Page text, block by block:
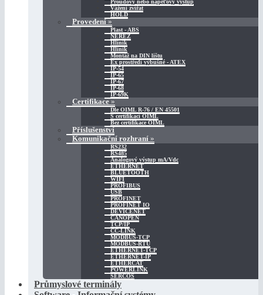
Proudový nebo napěťový výstup
Vážení zvířat
HOLD
Provedení »
Plast - ABS
NEREZ
Hliník
Hliník
Montáž na DIN lištu
Ex prostředí výbušné - ATEX
IP-54
IP-65
IP-67
IP-68
IP-69K
Certifikace »
Dle OIML R-76 / EN 45501
S certifikací OIML
Bez certifikace OIML
Příslušenství
Komunikační rozhraní »
RS232
RS485
Analogový výstup mA/Vdc
ETHERNET
BLUETOOTH
WIFI
PROFIBUS
USB
PROFINET
PROFINET IO
DEVICENET
CANOPEN
TCP/IP
CC-LINK
MODBUS-TCP
MODBUS-RTU
ETHERNET-TCP
ETHERNET-IP
ETHERCAT
POWERLINK
SERCOS
Průmyslové terminály